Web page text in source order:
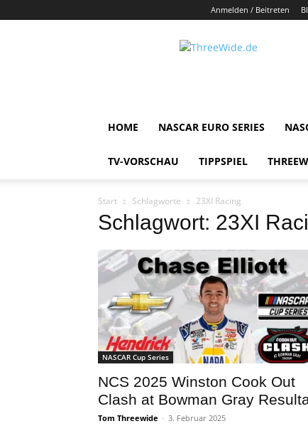
Anmelden / Beitreten
ThreeWide.de
HOME NASCAR EURO SERIES
TV-VORSCHAU TIPPSPIEL
Start Schlagworte 23XI Racing
Schlagwort: 23XI
NASCAR Cup Series
NCS 2025 Winston Cook Out
Clash at Bowman Gray
Tom Threewide - 3. Februar 2025